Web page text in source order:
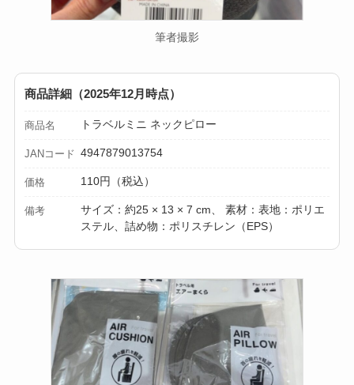
筆者撮影
商品詳細（2025年12月時点）
商品名 トラベルミニ ネックピロー
JANコード 4947879013754
価格 110円（税込）
備考
サイズ：約25 × 13 × 7 cm、 素材：表地：ポリエ
ステル、詰め物：ポリスチレン（EPS）